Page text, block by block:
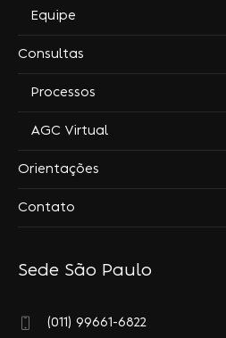
Equipe
Consultas
Processos
AGC Virtual
Orientações
Contato
Sede São Paulo
(011) 99661-6822